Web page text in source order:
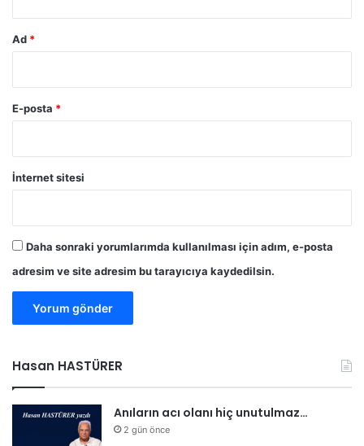
i
Ad *
E-posta *
İnternet sitesi
Daha sonraki yorumlarımda kullanılması için adım, e-posta
adresim ve site adresim bu tarayıcıya kaydedilsin.
Hasan HASTÜRER
Anıların acı olanı hiç unutulmaz…
2 gün önce